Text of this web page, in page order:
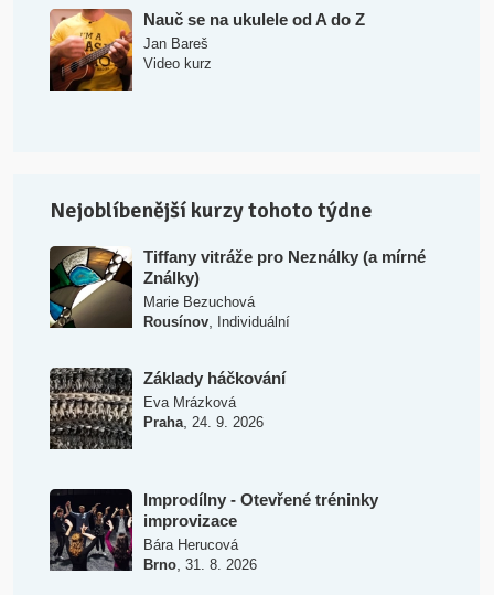
Nauč se na ukulele od A do Z
Jan Bareš
Video kurz
Nejoblíbenější kurzy tohoto týdne
Tiffany vitráže pro Neználky (a mírné
Ználky)
Marie Bezuchová
Rousínov, Individuální
Základy háčkování
Eva Mrázková
Praha, 24. 9. 2026
Improdílny - Otevřené tréninky
improvizace
Bára Herucová
Brno, 31. 8. 2026